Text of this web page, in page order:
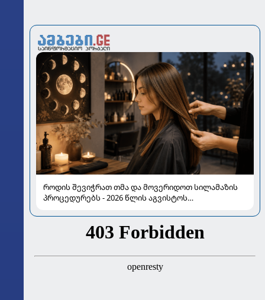
როდის შევიჭრათ თმა და მოვერიდოთ სილამაზის
პროცედურებს - 2026 წლის აგვისტოს